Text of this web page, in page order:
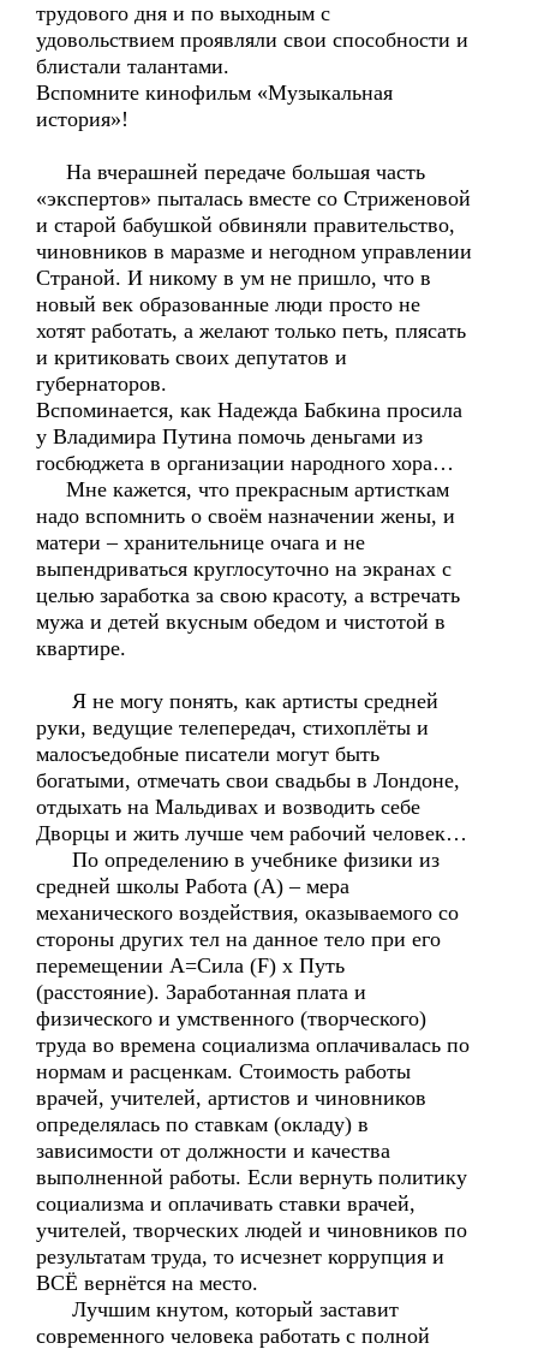
трудового дня и по выходным с
удовольствием проявляли свои способности и
блистали талантами.
Вспомните кинофильм «Музыкальная
история»!
На вчерашней передаче большая часть
«экспертов» пыталась вместе со Стриженовой
и старой бабушкой обвиняли правительство,
чиновников в маразме и негодном управлении
Страной. И никому в ум не пришло, что в
новый век образованные люди просто не
хотят работать, а желают только петь, плясать
и критиковать своих депутатов и
губернаторов.
Вспоминается, как Надежда Бабкина просила
у Владимира Путина помочь деньгами из
госбюджета в организации народного хора…
Мне кажется, что прекрасным артисткам
надо вспомнить о своём назначении жены, и
матери – хранительнице очага и не
выпендриваться круглосуточно на экранах с
целью заработка за свою красоту, а встречать
мужа и детей вкусным обедом и чистотой в
квартире.
Я не могу понять, как артисты средней
руки, ведущие телепередач, стихоплёты и
малосъедобные писатели могут быть
богатыми, отмечать свои свадьбы в Лондоне,
отдыхать на Мальдивах и возводить себе
Дворцы и жить лучше чем рабочий человек…
По определению в учебнике физики из
средней школы Работа (А) – мера
механического воздействия, оказываемого со
стороны других тел на данное тело при его
перемещении А=Сила (F) х Путь
(расстояние). Заработанная плата и
физического и умственного (творческого)
труда во времена социализма оплачивалась по
нормам и расценкам. Стоимость работы
врачей, учителей, артистов и чиновников
определялась по ставкам (окладу) в
зависимости от должности и качества
выполненной работы. Если вернуть политику
социализма и оплачивать ставки врачей,
учителей, творческих людей и чиновников по
результатам труда, то исчезнет коррупция и
ВСЁ вернётся на место.
Лучшим кнутом, который заставит
современного человека работать с полной